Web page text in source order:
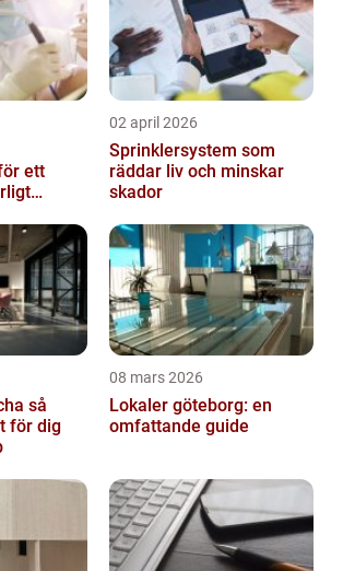
ett
02 april 2026
Sprinklersystem som
räddar liv och minskar
skador
så
för dig
08 mars 2026
Lokaler göteborg: en
omfattande guide